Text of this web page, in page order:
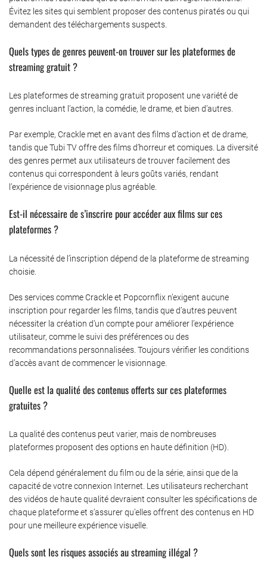
Évitez les sites qui semblent proposer des contenus piratés ou qui
demandent des téléchargements suspects.
Quels types de genres peuvent-on trouver sur les plateformes de
streaming gratuit ?
Les plateformes de streaming gratuit proposent une variété de
genres incluant l’action, la comédie, le drame, et bien d’autres.
Par exemple, Crackle met en avant des films d’action et de drame,
tandis que Tubi TV offre des films d’horreur et comiques. La diversité
des genres permet aux utilisateurs de trouver facilement des
contenus qui correspondent à leurs goûts variés, rendant
l’expérience de visionnage plus agréable.
Est-il nécessaire de s’inscrire pour accéder aux films sur ces
plateformes ?
La nécessité de l’inscription dépend de la plateforme de streaming
choisie.
Des services comme Crackle et Popcornflix n’exigent aucune
inscription pour regarder les films, tandis que d’autres peuvent
nécessiter la création d’un compte pour améliorer l’expérience
utilisateur, comme le suivi des préférences ou des
recommandations personnalisées. Toujours vérifier les conditions
d’accès avant de commencer le visionnage.
Quelle est la qualité des contenus offerts sur ces plateformes
gratuites ?
La qualité des contenus peut varier, mais de nombreuses
plateformes proposent des options en haute définition (HD).
Cela dépend généralement du film ou de la série, ainsi que de la
capacité de votre connexion Internet. Les utilisateurs recherchant
des vidéos de haute qualité devraient consulter les spécifications de
chaque plateforme et s’assurer qu’elles offrent des contenus en HD
pour une meilleure expérience visuelle.
Quels sont les risques associés au streaming illégal ?